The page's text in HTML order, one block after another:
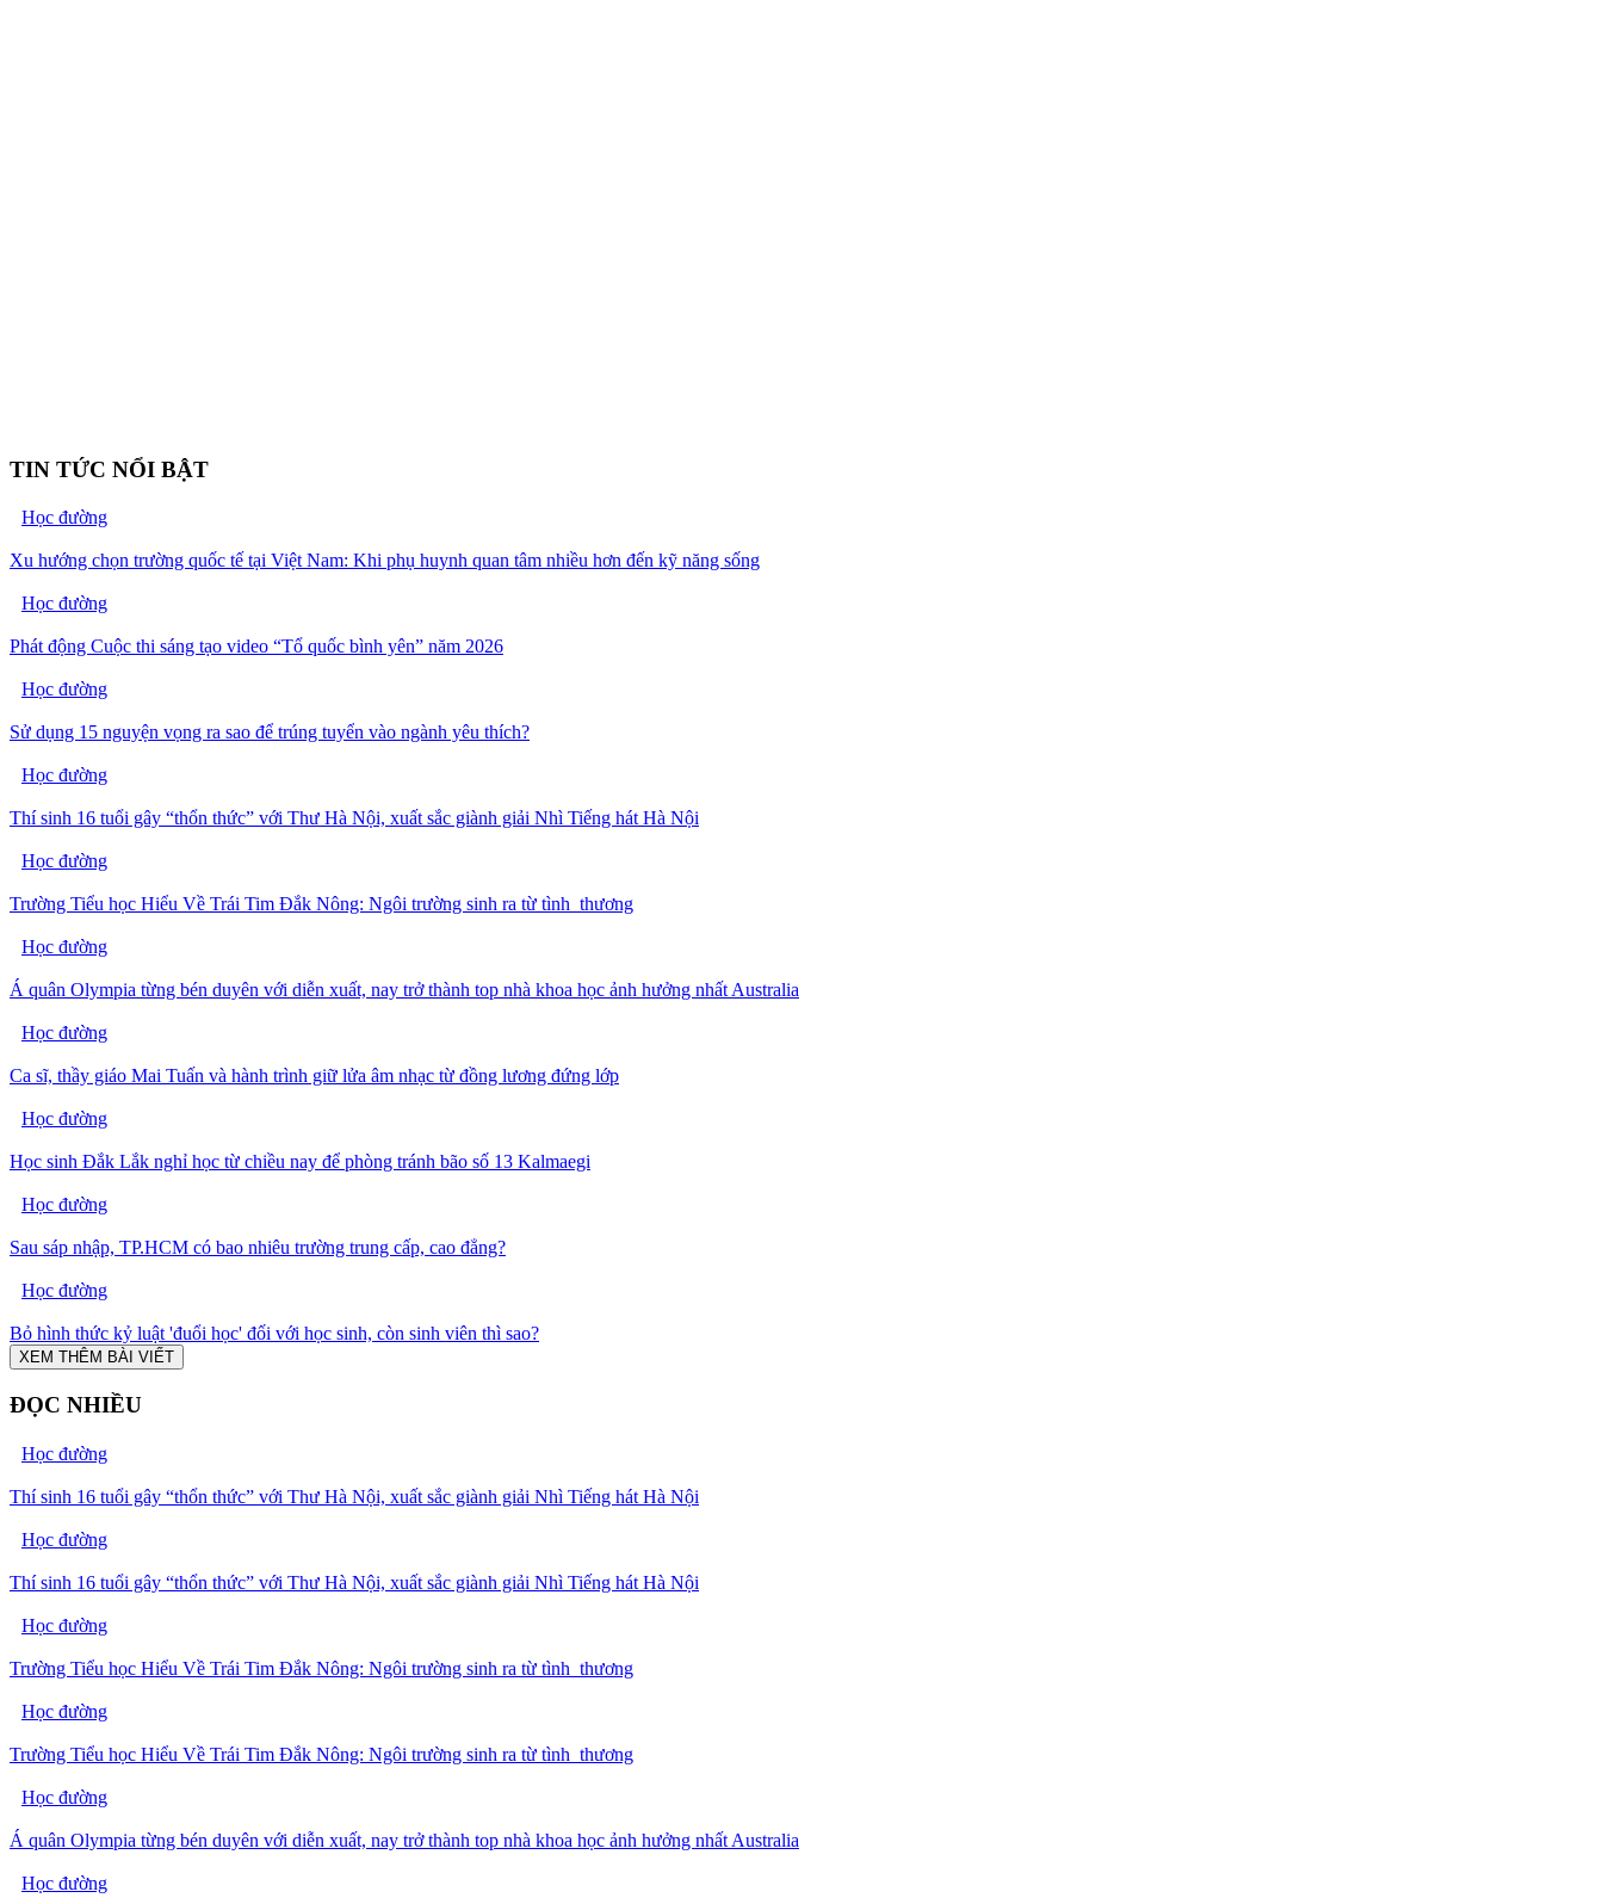
TIN TỨC NỔI BẬT
Học đường
Xu hướng chọn trường quốc tế tại Việt Nam: Khi phụ huynh quan tâm nhiều hơn đến kỹ năng sống
Học đường
Phát động Cuộc thi sáng tạo video “Tổ quốc bình yên” năm 2026
Học đường
Sử dụng 15 nguyện vọng ra sao để trúng tuyển vào ngành yêu thích?
Học đường
Thí sinh 16 tuổi gây “thổn thức” với Thư Hà Nội, xuất sắc giành giải Nhì Tiếng hát Hà Nội
Học đường
Trường Tiểu học Hiểu Về Trái Tim Đắk Nông: Ngôi trường sinh ra từ tình thương
Học đường
Á quân Olympia từng bén duyên với diễn xuất, nay trở thành top nhà khoa học ảnh hưởng nhất Australia
Học đường
Ca sĩ, thầy giáo Mai Tuấn và hành trình giữ lửa âm nhạc từ đồng lương đứng lớp
Học đường
Học sinh Đắk Lắk nghỉ học từ chiều nay để phòng tránh bão số 13 Kalmaegi
Học đường
Sau sáp nhập, TP.HCM có bao nhiêu trường trung cấp, cao đẳng?
Học đường
Bỏ hình thức kỷ luật 'đuổi học' đối với học sinh, còn sinh viên thì sao?
XEM THÊM BÀI VIẾT
ĐỌC NHIỀU
Học đường
Thí sinh 16 tuổi gây “thổn thức” với Thư Hà Nội, xuất sắc giành giải Nhì Tiếng hát Hà Nội
Học đường
Thí sinh 16 tuổi gây “thổn thức” với Thư Hà Nội, xuất sắc giành giải Nhì Tiếng hát Hà Nội
Học đường
Trường Tiểu học Hiểu Về Trái Tim Đắk Nông: Ngôi trường sinh ra từ tình thương
Học đường
Trường Tiểu học Hiểu Về Trái Tim Đắk Nông: Ngôi trường sinh ra từ tình thương
Học đường
Á quân Olympia từng bén duyên với diễn xuất, nay trở thành top nhà khoa học ảnh hưởng nhất Australia
Học đường